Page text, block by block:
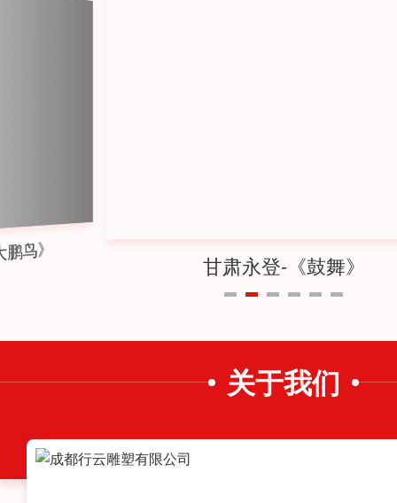
鸟》 甘肃永登-《鼓舞》
关于我们